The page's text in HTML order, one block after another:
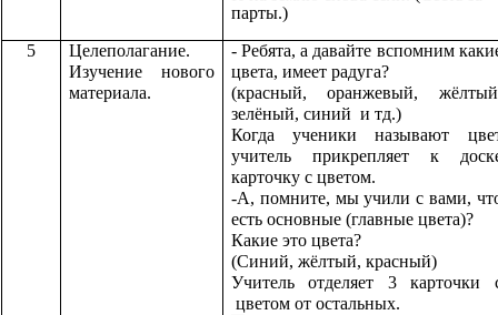
парты.)
5
Целеполагание.
Изучение нового
материала.
- Ребята, а давайте вспомним
цвета, имеет радуга?
(красный, оранжевый,
зелёный, синий и тд.)
Когда ученики называют
учитель прикрепляет к
карточку с цветом.
-А, помните, мы учили с вами,
есть основные (главные цвета)?
Какие это цвета?
(Синий, жёлтый, красный)
Учитель отделяет 3 карточки
цветом от остальных.